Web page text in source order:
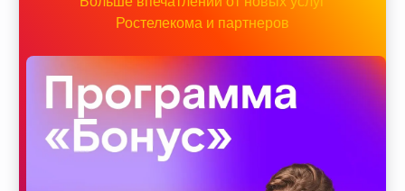
Ростелекома и партнеров